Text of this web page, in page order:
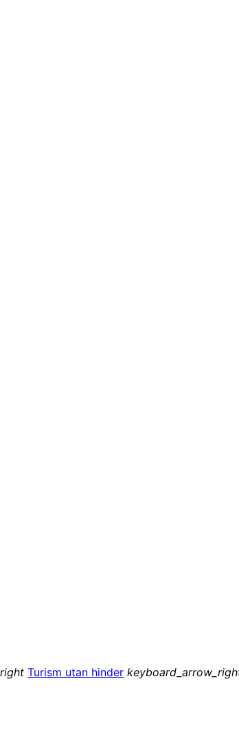
Turism utan hinder